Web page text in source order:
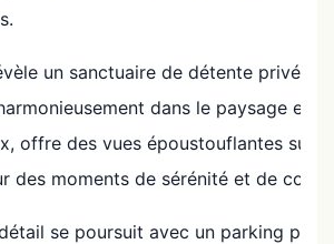
un sanctuaire de détente privé,
dans le paysage
offre des vues époustouflantes sur
des moments de sérénité et de
se poursuit avec un parking